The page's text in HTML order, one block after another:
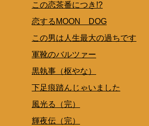
この恋茶番につき!?
恋するMOON DOG
この男は人生最大の過ちです
軍靴のバルツァー
黒執事（枢やな）
下足痕踏んじゃいました
風光る（完）
輝夜伝（完）